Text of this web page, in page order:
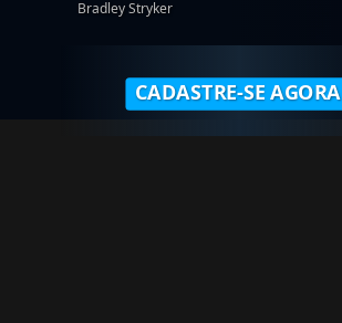
Bradley Stryker
CADASTRE-SE AGORA